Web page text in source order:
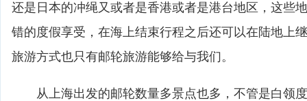
还是日本的冲绳又或者是香港或者是港台地区，这些
错的度假享受，在海上结束行程之后还可以在陆地上
旅游方式也只有邮轮旅游能够给与我们。
从上海出发的邮轮数量多景点也多，不管是白领